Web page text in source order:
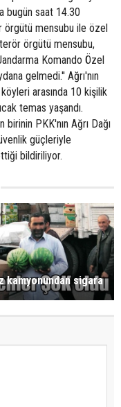
bugün saat 14.30
örgütü mensubu ile özel
terör örgütü mensubu,
Komando Özel
gelmedi.'' Ağrı'nın
arasında 10 kişilik
temas yaşandı.
PKK'nın Ağrı Dağı
güçleriyle
bildiriliyor.
kamyonundan sigara